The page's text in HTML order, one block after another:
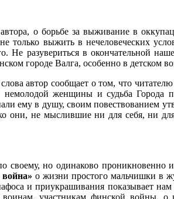
о борьбе за выживание в
выжить в нечеловеческих
Не разувериться в окончательной
городе Валга, особенно в детском
автор сообщает о том, что
женщины и судьба Города
ему в душу, своим повествованием
они, не мыслившие ни для себя, ни
но одинаково проникновенно
о жизни простого мальчишки в
и приукрашивания показывает
воинам, участникам финской войны,